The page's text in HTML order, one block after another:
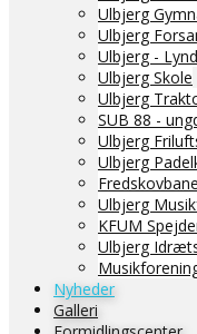
Ulbjerg
Ulbjerg
Ulbjerg -
Ulbjerg Skole
Ulbjerg
SUB 88 -
Ulbjerg
Ulbjerg
Ulbjerg
KFUM
Ulbjerg
Nyheder
Galleri